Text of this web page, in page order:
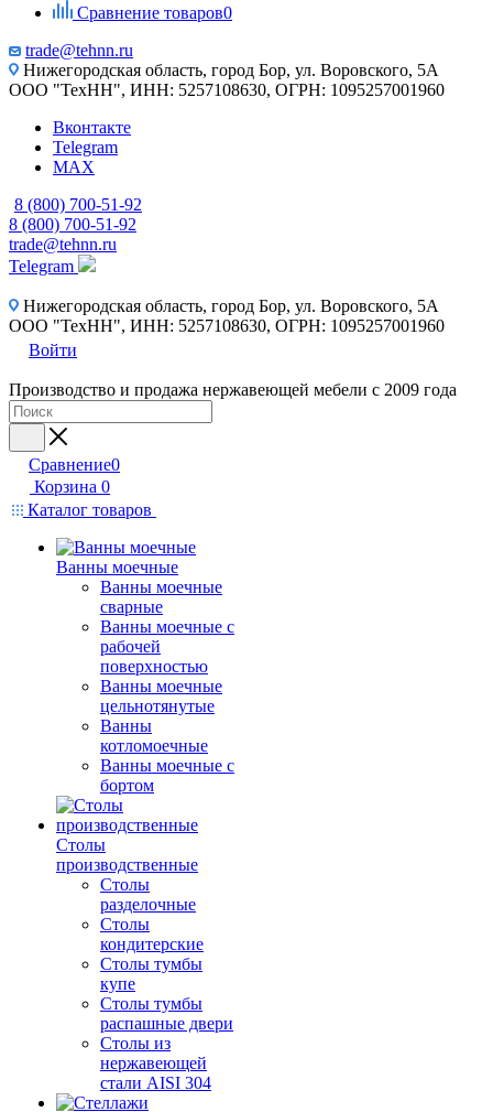
Сравнение товаров0
trade@tehnn.ru
Нижегородская область, город Бор, ул. Воровского, 5А
ООО "ТехНН", ИНН: 5257108630, ОГРН: 1095257001960
Вконтакте
Telegram
MAX
8 (800) 700-51-92
8 (800) 700-51-92
trade@tehnn.ru
Telegram
Нижегородская область, город Бор, ул. Воровского, 5А
ООО "ТехНН", ИНН: 5257108630, ОГРН: 1095257001960
Войти
Производство и продажа нержавеющей мебели с 2009 года
Сравнение0
Корзина 0
Каталог товаров
Ванны моечные
Ванны моечные
сварные
Ванны моечные с
рабочей
поверхностью
Ванны моечные
цельнотянутые
Ванны
котломоечные
Ванны моечные с
бортом
Столы
производственные
Столы
разделочные
Столы
кондитерские
Столы тумбы
купе
Столы тумбы
распашные двери
Столы из
нержавеющей
стали AISI 304